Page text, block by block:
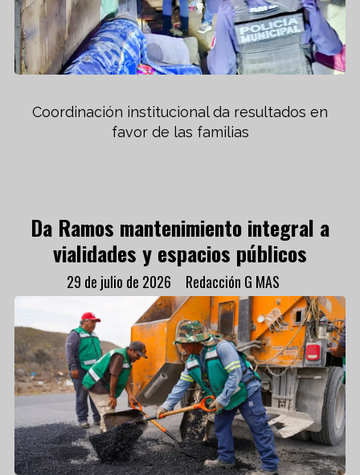
Coordinación institucional da resultados en
favor de las familias
Da Ramos mantenimiento integral a
vialidades y espacios públicos
Redacción G MAS
29 de julio de 2026